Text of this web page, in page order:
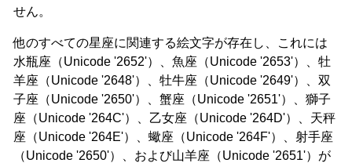
せん。
他のすべての星座に関連する絵文字が存在し、これには
水瓶座（Unicode '2652'）、魚座（Unicode '2653'）、牡
羊座（Unicode '2648'）、牡牛座（Unicode '2649'）、双
子座（Unicode '2650'）、蟹座（Unicode '2651'）、獅子
座（Unicode '264C'）、乙女座（Unicode '264D'）、天秤
座（Unicode '264E'）、蠍座（Unicode '264F'）、射手座
（Unicode '2650'）、および山羊座（Unicode '2651'）が